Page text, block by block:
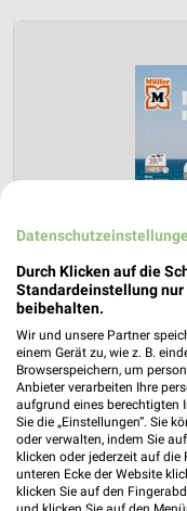
Müller
03.08.
Durch Klicken auf die
Standardeinstellung
beibehalten.
Wir und unsere Partner
einem Gerät zu, wie z. B.
Browserspeichern, um
Anbieter verarbeiten Ihre
aufgrund eines berechtigten
Sie die „Einstellungen“. Sie
oder verwalten, indem Sie
klicken oder jederzeit auf
unteren Ecke der Website
klicken Sie auf den